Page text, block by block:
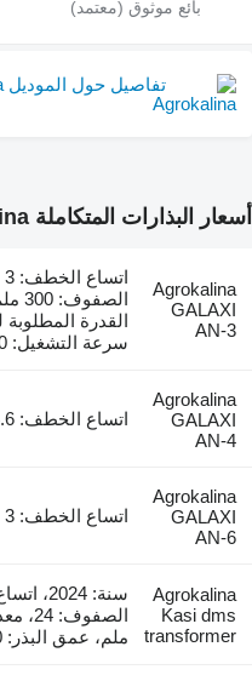
تفاصيل حول الموديل Agrokalina
أسعار البذارات المتكاملة Agrokalina
Agrokalina
GALAXI
AN-3
سرعة التشغيل: 20 كيلومتر / ساعة
Agrokalina
GALAXI
AN-4
اتساع الخطف: 4.6 متر
Agrokalina
GALAXI
AN-6
اتساع الخطف: 3 متر
Agrokalina
Kasi dms
transformer
ملم، عمق البذر: 50 ملم